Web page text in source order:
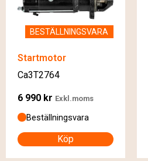
BESTÄLLNINGSVARA
Startmotor
Ca3T2764
6 990 kr Exkl.moms
Beställningsvara
Köp